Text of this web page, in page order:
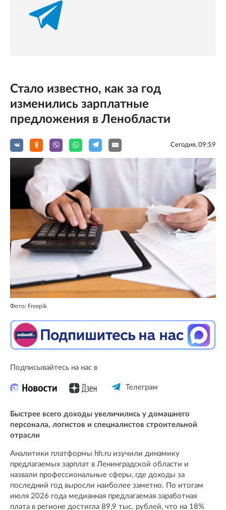
Стало известно, как за год
изменились зарплатные
предложения в Ленобласти
Сегодня, 09:59
Фото: Freepik
Подписывайтесь на нас в
Телеграм
Быстрее всего доходы увеличились у домашнего
персонала, логистов и специалистов строительной
отрасли
Аналитики платформы hh.ru изучили динамику
предлагаемых зарплат в Ленинградской области и
назвали профессиональные сферы, где доходы за
последний год выросли наиболее заметно. По итогам
июля 2026 года медианная предлагаемая заработная
плата в регионе достигла 89,9 тыс. рублей, что на 18%